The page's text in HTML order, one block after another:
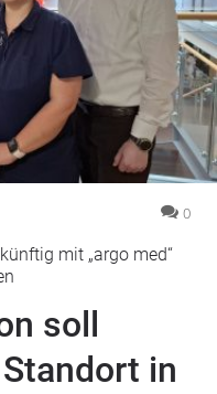
0
mit „argo med“
soll
in